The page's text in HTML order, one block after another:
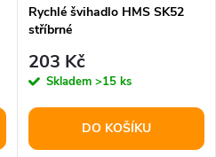
Rychlé švihadlo HMS SK52
stříbrné
203 Kč
Skladem >15 ks
DO KOŠÍKU